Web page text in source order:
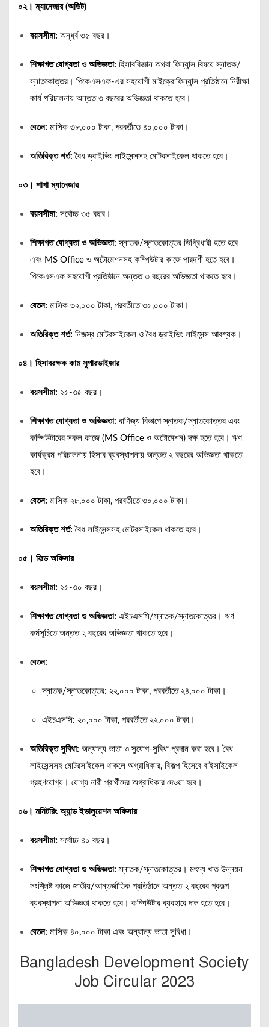
০২। ম্যানেজার (অডিট)
বয়সসীমা: অনূর্ধ্ব ৩৫ বছর।
শিক্ষাগত যোগ্যতা ও অভিজ্ঞতা: হিসাববিজ্ঞান অথবা ফিন্যান্স বিষয়ে স্নাতক/
স্নাতকোত্তর। পিকেএসএফ-এর সহযোগী মাইক্রোফিন্যান্স প্রতিষ্ঠানে নিরীক্ষা
কার্য পরিচালনায় অন্তত ৩ বছরের অভিজ্ঞতা থাকতে হবে।
বেতন: মাসিক ৩৮,০০০ টাকা, পরবর্তীতে ৪০,০০০ টাকা।
অতিরিক্ত শর্ত: বৈধ ড্রাইভিং লাইসেন্সসহ মোটরসাইকেল থাকতে হবে।
০৩। শাখা ম্যানেজার
বয়সসীমা: সর্বোচ্চ ৩৫ বছর।
শিক্ষাগত যোগ্যতা ও অভিজ্ঞতা: স্নাতক/স্নাতকোত্তর ডিগ্রিধারী হতে হবে
এবং MS Office ও অটোমেশনসহ কম্পিউটার কাজে পারদর্শী হতে হবে।
পিকেএসএফ সহযোগী প্রতিষ্ঠানে অন্তত ৩ বছরের অভিজ্ঞতা থাকতে হবে।
বেতন: মাসিক ৩২,০০০ টাকা, পরবর্তীতে ৩৫,০০০ টাকা।
অতিরিক্ত শর্ত: নিজস্ব মোটরসাইকেল ও বৈধ ড্রাইভিং লাইসেন্স আবশ্যক।
০৪। হিসাবরক্ষক কাম সুপারভাইজার
বয়সসীমা: ২৫-৩৫ বছর।
শিক্ষাগত যোগ্যতা ও অভিজ্ঞতা: বাণিজ্য বিভাগে স্নাতক/স্নাতকোত্তর এবং
কম্পিউটারের সকল কাজে (MS Office ও অটোমেশন) দক্ষ হতে হবে। ঋণ
কার্যক্রম পরিচালনায় হিসাব ব্যবস্থাপনায় অন্তত ২ বছরের অভিজ্ঞতা থাকতে
হবে।
বেতন: মাসিক ২৮,০০০ টাকা, পরবর্তীতে ৩০,০০০ টাকা।
অতিরিক্ত শর্ত: বৈধ লাইসেন্সসহ মোটরসাইকেল থাকতে হবে।
০৫। ফিল্ড অফিসার
বয়সসীমা: ২৫-৩০ বছর।
শিক্ষাগত যোগ্যতা ও অভিজ্ঞতা: এইচএসসি/স্নাতক/স্নাতকোত্তর। ঋণ
কর্মসূচিতে অন্তত ২ বছরের অভিজ্ঞতা থাকতে হবে।
বেতন:
স্নাতক/স্নাতকোত্তর: ২২,০০০ টাকা, পরবর্তীতে ২৪,০০০ টাকা।
এইচএসসি: ২০,০০০ টাকা, পরবর্তীতে ২২,০০০ টাকা।
অতিরিক্ত সুবিধা: অন্যান্য ভাতা ও সুযোগ-সুবিধা প্রদান করা হবে। বৈধ
লাইসেন্সসহ মোটরসাইকেল থাকলে অগ্রাধিকার, বিকল্প হিসেবে বাইসাইকেল
গ্রহণযোগ্য। যোগ্য নারী প্রার্থীদের অগ্রাধিকার দেওয়া হবে।
০৬। মনিটরিং অ্যান্ড ইভালুয়েশন অফিসার
বয়সসীমা: সর্বোচ্চ ৪০ বছর।
শিক্ষাগত যোগ্যতা ও অভিজ্ঞতা: স্নাতক/স্নাতকোত্তর। মৎস্য খাত উন্নয়ন
সংশ্লিষ্ট কাজে জাতীয়/আন্তর্জাতিক প্রতিষ্ঠানে অন্তত ২ বছরের প্রকল্প
ব্যবস্থাপনা অভিজ্ঞতা থাকতে হবে। কম্পিউটার ব্যবহারে দক্ষ হতে হবে।
বেতন: মাসিক ৪০,০০০ টাকা এবং অন্যান্য ভাতা সুবিধা।
Bangladesh Development Society
Job Circular 2023